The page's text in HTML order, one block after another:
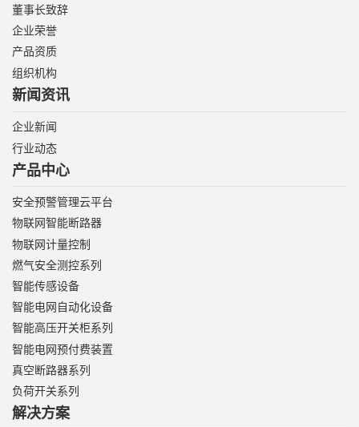
董事长致辞
企业荣誉
产品资质
组织机构
新闻资讯
企业新闻
行业动态
产品中心
安全预警管理云平台
物联网智能断路器
物联网计量控制
燃气安全测控系列
智能传感设备
智能电网自动化设备
智能高压开关柜系列
智能电网预付费装置
真空断路器系列
负荷开关系列
解决方案